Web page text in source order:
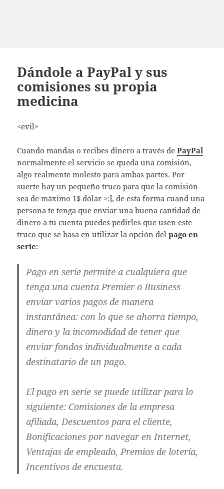
Dándole a PayPal y sus
comisiones su propia
medicina
<evil>
Cuando mandas o recibes dinero a través dePayPal
normalmente el servicio se queda una comisión,
algo realmente molesto para ambas partes. Por
suerte hay un pequeño truco para que la comisión
sea de máximo 1$ dólar >:], de esta forma cuand una
persona te tenga que enviar una buena cantidad de
dinero a tu cuenta puedes pedirles que usen este
truco que se basa en utilizar la opción delpago en
serie:
Pago en serie permite a cualquiera que
tenga una cuenta Premier o Business
enviar varios pagos de manera
instantánea: con lo que se ahorra tiempo,
dinero y la incomodidad de tener que
enviar fondos individualmente a cada
destinatario de un pago.
El pago en serie se puede utilizar para lo
siguiente: Comisiones de la empresa
afiliada, Descuentos para el cliente,
Bonificaciones por navegar en Internet,
Ventajas de empleado, Premios de lotería,
Incentivos de encuesta.